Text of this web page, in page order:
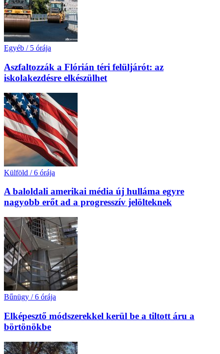
Egyéb / 5 órája
Aszfaltozzák a Flórián téri felüljárót: az
iskolakezdésre elkészülhet
Külföld / 6 órája
A baloldali amerikai média új hulláma egyre
nagyobb erőt ad a progresszív jelölteknek
Bűnügy / 6 órája
Elképesztő módszerekkel kerül be a tiltott áru a
börtönökbe